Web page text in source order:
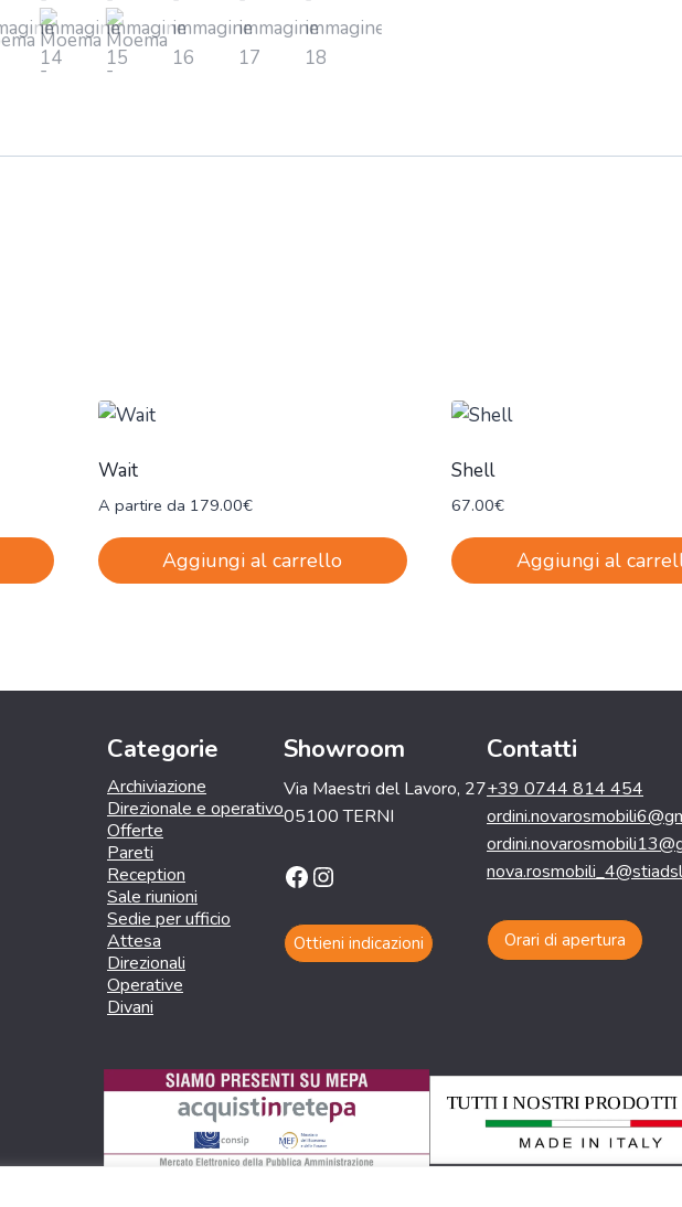
Wait
A partire da 179.00€
Aggiungi al carrello
Shell
67.00€
Aggiungi al
Categorie
Archiviazione
Direzionale e operativo
Offerte
Pareti
Reception
Sale riunioni
Sedie per ufficio
Attesa
Direzionali
Operative
Divani
Showroom
Via Maestri del Lavoro, 27
05100 TERNI
Facebook
Instagram
Ottieni indicazioni
Contatti
+39 0744 814 454
Orari di apertura